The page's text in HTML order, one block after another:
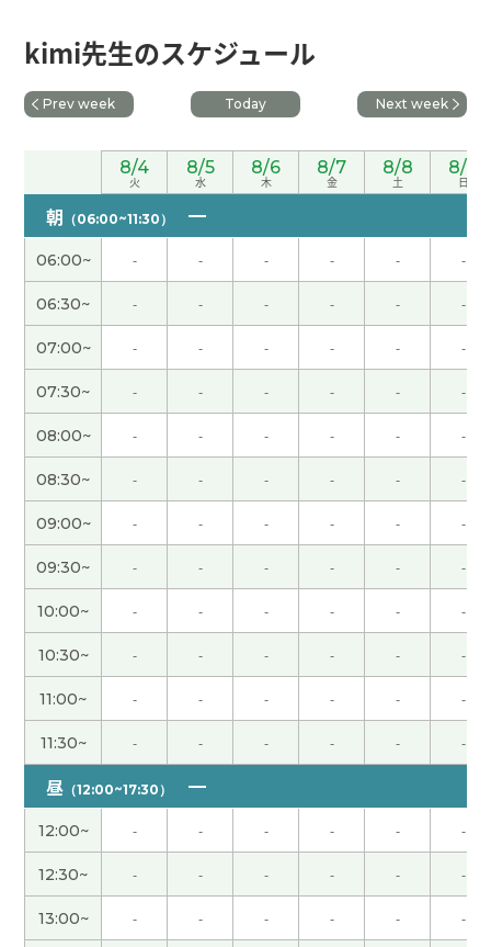
辛苦了～。下节课见。( 50代 男性 )
我高中的时候最喜欢的科目就是物理学。如果那时
候有具备当前功能的电脑，物理学模拟进行起来更
有趣。下节课见。( 50代 男性 )
今天很热。阳光非常强。出门有中暑的危险。下次
见吧。( 男性 )
周末愉快！下节课见。
能够了解“三道茶”的寓意，让我受益匪浅。下节课
见。
我想更加努力地学习，能够多说话。谢谢老师，下
次见。
辛苦了～。下节课见。 ( 50代 男性 )
我属于运动后容易长肌肉的体质，一游泳上半身就
会变壮。因此，体重增加导致跑步变得吃力，这让
我很烦恼。下节课见。( 50代 男性 )
今天辛苦了～。祝你周末愉快！ ( 50代 男性 )
八月末我打算又跟中国朋友一起去长野县三天两夜
的登山。下节课见。
辛苦了～，下节课见。
发音很容易理解，这太好了。
kimi先生のスケジュール
Prev week Today Next week
8/4
火
8/5
水
8/6
木
8/7
金
8/8
土
8/9
日
朝 （06:00~11:30）
06:00~ - - - - - -
06:30~ - - - - - -
07:00~ - - - - - -
07:30~ - - - - - -
08:00~ - - - - - -
08:30~ - - - - - -
09:00~ - - - - - -
09:30~ - - - - - -
10:00~ - - - - - -
10:30~ - - - - - -
11:00~ - - - - - -
11:30~ - - - - - -
昼 （12:00~17:30）
12:00~ - - - - - -
12:30~ - - - - - -
13:00~ - - - - - -